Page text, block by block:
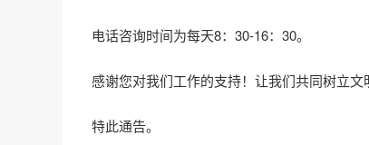
电话咨询时间为每天8：30-16：30。
感谢您对我们工作的支持！让我们共同树立文
特此通告。